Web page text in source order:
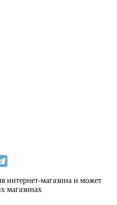
интернет-магазина и может
магазинах